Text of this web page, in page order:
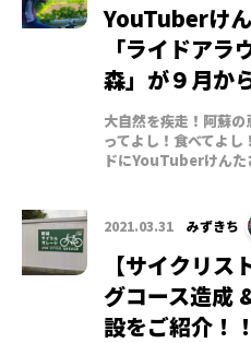
YouTuberけ
「ライドア
森」が９月か
大自然を疾走！阿蘇
ってよし！食べてよ
ドにYouTuberけんた
2021.03.31 みずきち
【サイクリ
グコース造成
設をご紹介！！